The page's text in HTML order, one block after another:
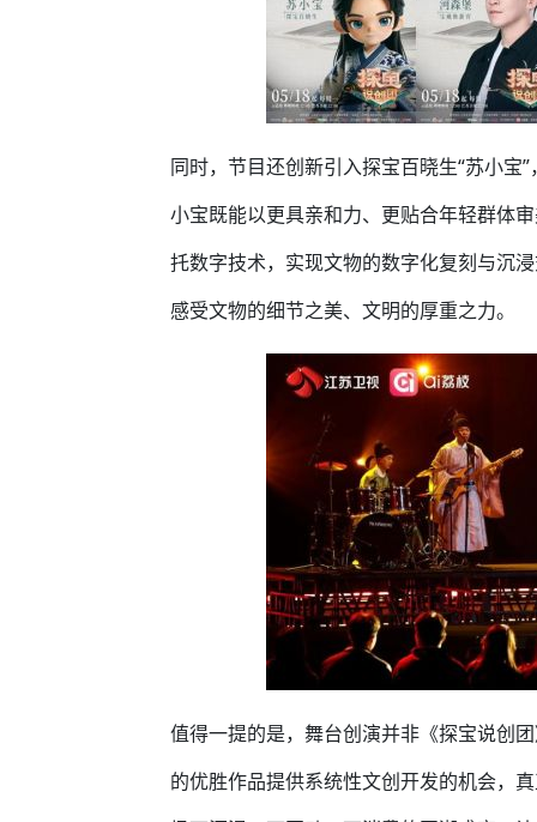
同时，节目还创新引入探宝百晓生“苏小宝
小宝既能以更具亲和力、更贴合年轻群体
托数字技术，实现文物的数字化复刻与沉
感受文物的细节之美、文明的厚重之力。
值得一提的是，舞台创演并非《探宝说创
的优胜作品提供系统性文创开发的机会，